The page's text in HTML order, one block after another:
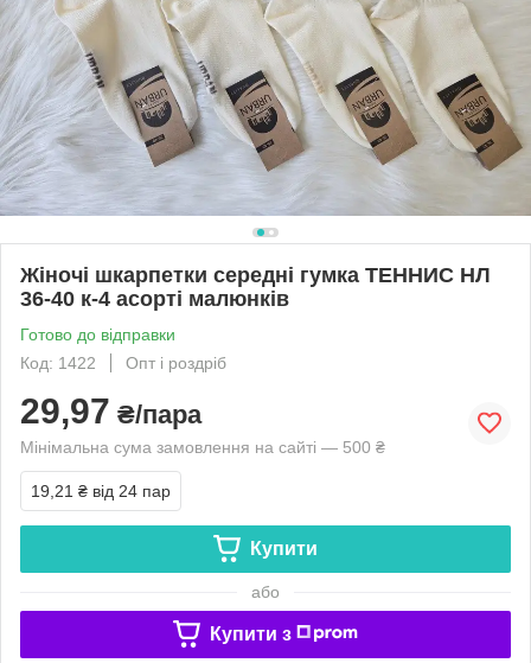
Жіночі шкарпетки середні гумка ТЕННИС НЛ
36-40 к-4 асорті малюнків
Готово до відправки
Код: 1422
Опт і роздріб
29,97 ₴/пара
Мінімальна сума замовлення на сайті — 500 ₴
19,21 ₴ від 24 пар
Купити
або
Купити з